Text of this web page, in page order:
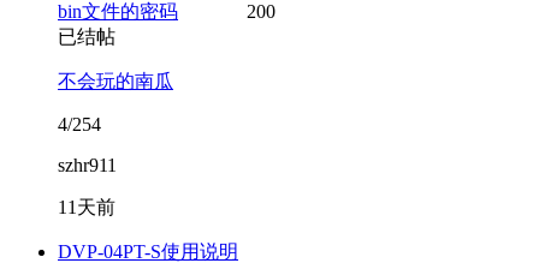
bin文件的密码
200
已结帖
不会玩的南瓜
4/254
szhr911
11天前
DVP-04PT-S使用说明